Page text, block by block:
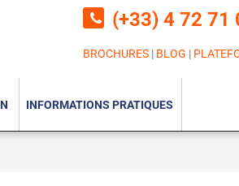
(+33) 4 72 71
BROCHURES | BLOG |
INFORMATIONS PRATIQUES